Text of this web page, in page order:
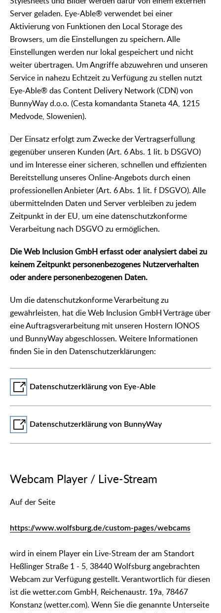
Server geladen. Eye-Able® verwendet bei einer
Aktivierung von Funktionen den Local Storage des
Browsers, um die Einstellungen zu speichern. Alle
Einstellungen werden nur lokal gespeichert und nicht
weiter übertragen. Um Angriffe abzuwehren und unseren
Service in nahezu Echtzeit zu Verfügung zu stellen nutzt
Eye-Able® das Content Delivery Network (CDN) von
BunnyWay d.o.o. (Cesta komandanta Staneta 4A, 1215
Medvode, Slowenien).
Der Einsatz erfolgt zum Zwecke der Vertragserfüllung
gegenüber unseren Kunden (Art. 6 Abs. 1 lit. b DSGVO)
und im Interesse einer sicheren, schnellen und effizienten
Bereitstellung unseres Online-Angebots durch einen
professionellen Anbieter (Art. 6 Abs. 1 lit. f DSGVO). Alle
übermittelnden Daten und Server verbleiben zu jedem
Zeitpunkt in der EU, um eine datenschutzkonforme
Verarbeitung nach DSGVO zu ermöglichen.
Die Web Inclusion GmbH erfasst oder analysiert dabei zu
keinem Zeitpunkt personenbezogenes Nutzerverhalten
oder andere personenbezogenen Daten.
Um die datenschutzkonforme Verarbeitung zu
gewährleisten, hat die Web Inclusion GmbH Verträge über
eine Auftragsverarbeitung mit unseren Hostern IONOS
und BunnyWay abgeschlossen. Weitere Informationen
finden Sie in den Datenschutzerklärungen:
Datenschutzerklärung von Eye-Able
Datenschutzerklärung von BunnyWay
Webcam Player / Live-Stream
Auf der Seite
https://www.wolfsburg.de/custom-pages/webcams
wird in einem Player ein Live-Stream der am Standort
Heßlinger Straße 1 - 5, 38440 Wolfsburg angebrachten
Webcam zur Verfügung gestellt. Verantwortlich für diesen
ist die wetter.com GmbH, Reichenaustr. 19a, 78467
Konstanz (wetter.com). Wenn Sie die genannte Unterseite